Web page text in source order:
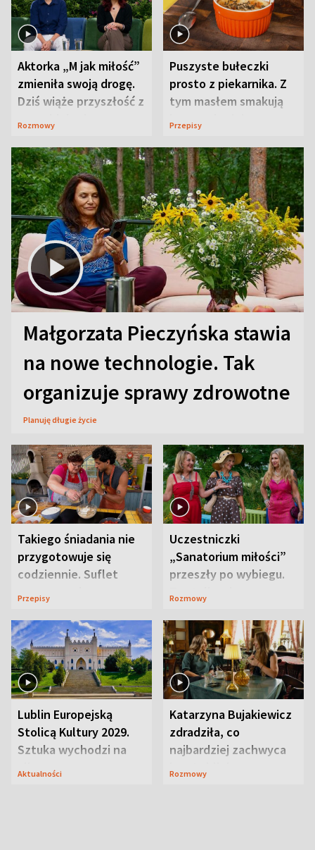
Aktorka „M jak miłość”
zmieniła swoją drogę.
Dziś wiąże przyszłość z
neurobiologią
Rozmowy
Puszyste bułeczki
prosto z piekarnika. Z
tym masłem smakują
jeszcze lepiej
Przepisy
Małgorzata Pieczyńska stawia
na nowe technologie. Tak
organizuje sprawy zdrowotne
Planuję długie życie
Takiego śniadania nie
przygotowuje się
codziennie. Suflet
serowy zachwyca
Przepisy
Uczestniczki
„Sanatorium miłości”
przeszły po wybiegu.
Te stylizacje
Rozmowy
Lublin Europejską
Stolicą Kultury 2029.
Sztuka wychodzi na
ulice
Aktualności
Katarzyna Bujakiewicz
zdradziła, co
najbardziej zachwyca
ją w Lublinie
Rozmowy